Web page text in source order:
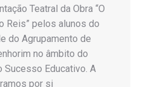
Teatral da Obra “O
Reis” pelos alunos do
do Agrupamento de
no âmbito do
Sucesso Educativo. A
por si